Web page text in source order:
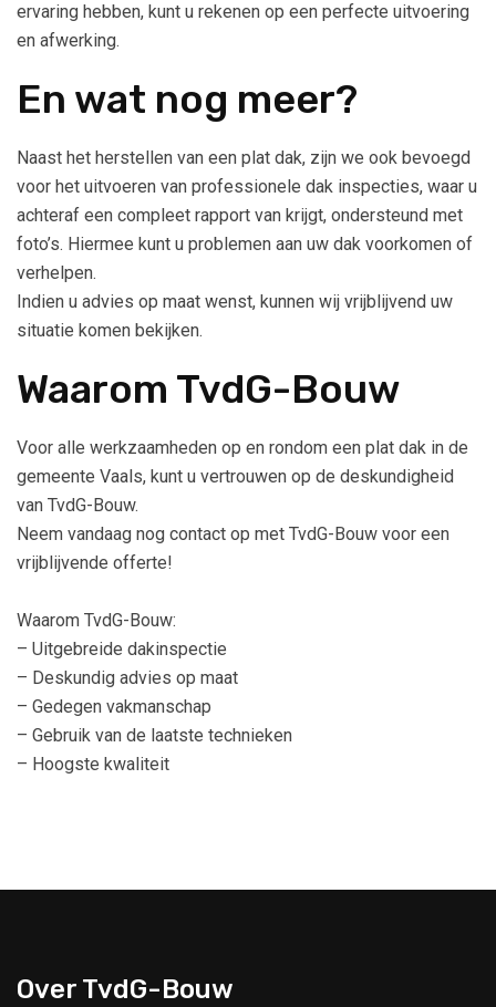
ervaring hebben, kunt u rekenen op een perfecte uitvoering
en afwerking.
En wat nog meer?
Naast het herstellen van een plat dak, zijn we ook bevoegd
voor het uitvoeren van professionele dak inspecties, waar u
achteraf een compleet rapport van krijgt, ondersteund met
foto’s. Hiermee kunt u problemen aan uw dak voorkomen of
verhelpen.
Indien u advies op maat wenst, kunnen wij vrijblijvend uw
situatie komen bekijken.
Waarom TvdG-Bouw
Voor alle werkzaamheden op en rondom een plat dak in de
gemeente Vaals, kunt u vertrouwen op de deskundigheid
van TvdG-Bouw.
Neem vandaag nog contact op met TvdG-Bouw voor een
vrijblijvende offerte!
Waarom TvdG-Bouw:
– Uitgebreide dakinspectie
– Deskundig advies op maat
– Gedegen vakmanschap
– Gebruik van de laatste technieken
– Hoogste kwaliteit
Over TvdG-Bouw